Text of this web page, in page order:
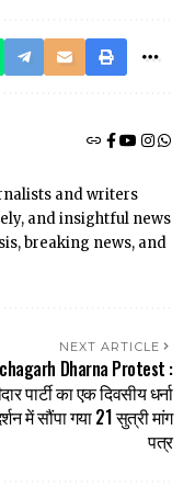
and writers
and insightful news
breaking news, and
NEXT ARTICLE
Dharna Protest :
पार्टी का एक दिवसीय धर्ना
में सौंपा गया 21 सुत्री मांग
पत्र